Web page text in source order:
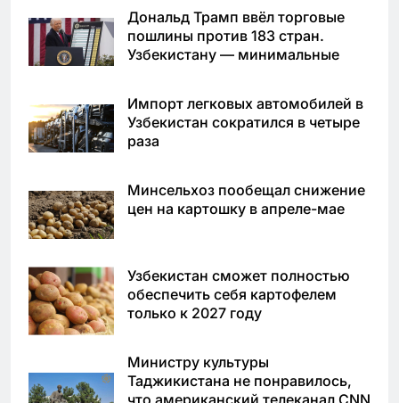
Дональд Трамп ввёл торговые
пошлины против 183 стран.
Узбекистану — минимальные
Импорт легковых автомобилей в
Узбекистан сократился в четыре
раза
Минсельхоз пообещал снижение
цен на картошку в апреле-мае
Узбекистан сможет полностью
обеспечить себя картофелем
только к 2027 году
Министру культуры
Таджикистана не понравилось,